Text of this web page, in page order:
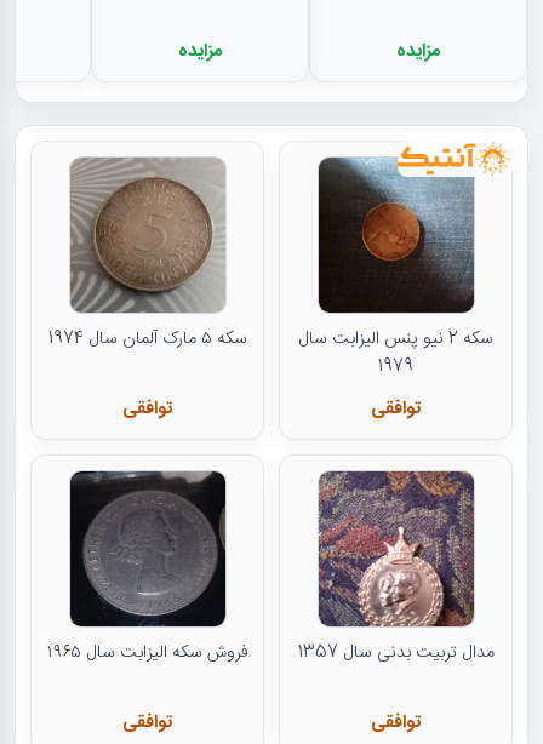
مزایده مزایده
سکه 2 نیو پنس الیزابت سال
1979
توافقی
سکه ۵ مارک آلمان سال 1974
توافقی
مدال تربیت بدنی سال 1357
توافقی
فروش سکه الیزابت سال ۱۹۶۵
توافقی